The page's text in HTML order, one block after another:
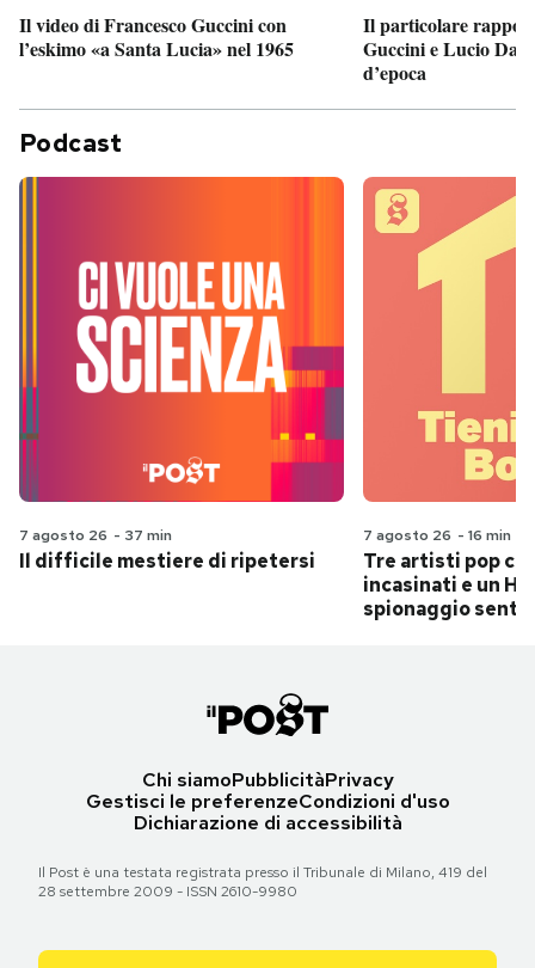
Il video di Francesco Guccini con
l’eskimo «a Santa Lucia» nel 1965
Il particolare
Guccini e Lucio
d’epoca
Podcast
7 agosto 26 - 37 min
Il difficile mestiere di ripetersi
7 agosto 26 - 16 min
Tre artisti pop
incasinati e un
spionaggio
Chi siamoPubblicitàPrivacy
Gestisci le preferenzeCondizioni d'uso
Dichiarazione di accessibilità
Il Post è una testata registrata presso il Tribunale di Milano, 419 del
28 settembre 2009 - ISSN 2610-9980